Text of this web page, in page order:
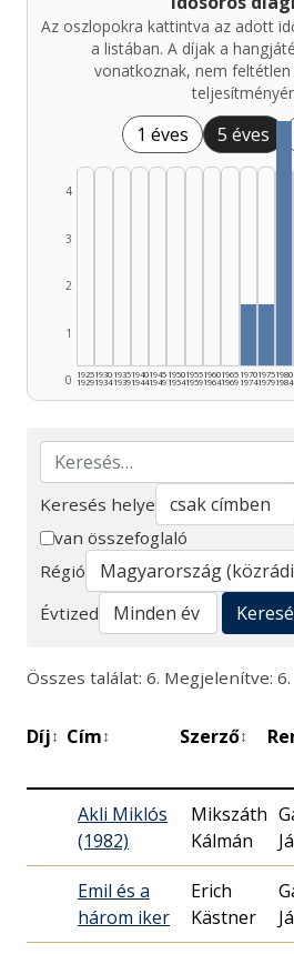
Az oszlopokra kattintva az adott
a listában. A díjak a
vonatkoznak, nem
1 éves 5 éves
0
1
2
3
4
1925
1929
1930
1934
1935
1939
1940
1944
1945
1949
1950
1954
1955
1959
1960
1964
1965
1969
1970
1974
1975
1979
1980
1984
Keresés
Keresés helye
van összefoglaló
Régió
Évtized
Összes találat: 6. Megjelenítve: 6.
Díj↕ Cím↕ Szerző↕
Akli Miklós
(1982)
Mikszáth
Kálmán
Emil és a
három iker
Erich
Kästner